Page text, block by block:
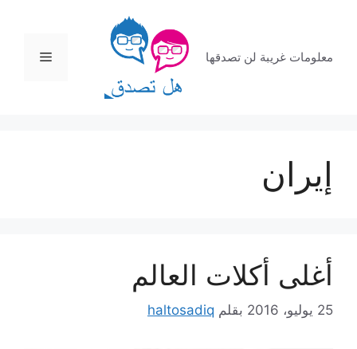
المحتوى
معلومات غريبة لن تصدقها القائمة
إيران
أغلى أكلات العالم
25 يوليو، 2016 بقلم haltosadiq